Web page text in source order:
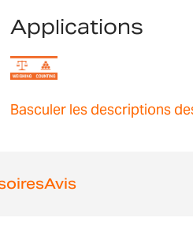
Applications
Basculer les descriptions
Avis